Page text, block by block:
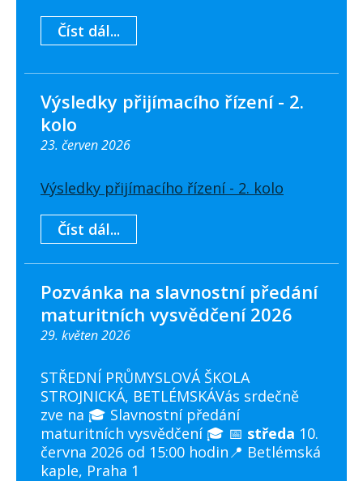
Číst dál...
Výsledky přijímacího řízení - 2.
kolo
23. červen 2026
Výsledky přijímacího řízení - 2. kolo
Číst dál...
Pozvánka na slavnostní předání
maturitních vysvědčení 2026
29. květen 2026
STŘEDNÍ PRŮMYSLOVÁ ŠKOLA
STROJNICKÁ, BETLÉMSKÁVás srdečně
zve na 🎓 Slavnostní předání
maturitních vysvědčení 🎓 📅 středa 10.
června 2026 od 15:00 hodin📍 Betlémská
kaple, Praha 1